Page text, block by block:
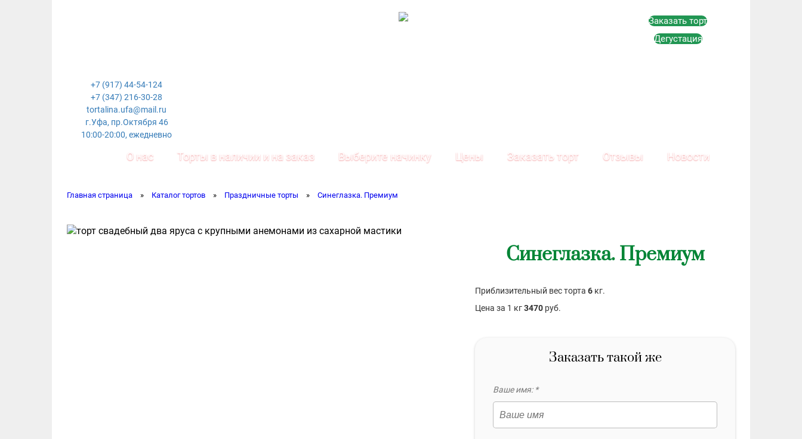
+7 (917) 44-54-124
+7 (347) 216-30-28
tortalina.ufa@mail.ru
г.Уфа, пр.Октября 46
10:00-20:00, ежедневно
Заказать торт
Дегустация
О нас Торты в наличии и на заказ Выберите начинку Цены Заказать торт Отзывы Новости
Главная страница » Каталог тортов » Праздничные торты » Синеглазка. Премиум
Синеглазка. Премиум
Приблизительный вес торта 6 кг.
Цена за 1 кг3470 руб.
Заказать такой же
Ваше имя: *